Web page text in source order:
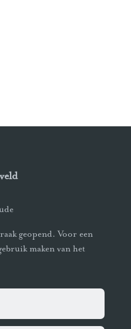
geopend. Voor een
maken van het